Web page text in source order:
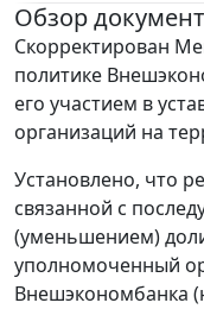
Обзор
Скорректирован
политике
его участием в
организаций на
Установлено, что
связанной с
(уменьшением)
уполномоченный
Внешэкономбанка